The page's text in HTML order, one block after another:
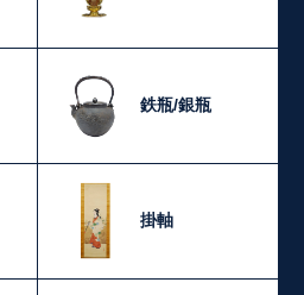
鉄瓶/銀瓶
掛軸